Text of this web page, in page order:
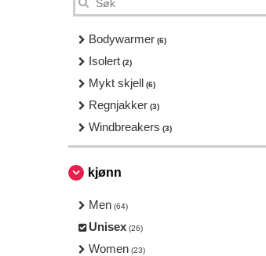
Bodywarmer (6)
Isolert (2)
Mykt skjell (6)
Regnjakker (3)
Windbreakers (3)
kjønn
Men (64)
Unisex (26)
Women (23)